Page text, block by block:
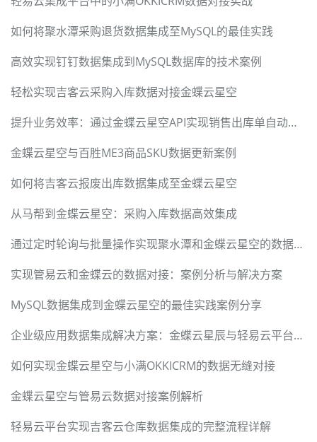
如何将聚水潭采购退货数据集成至MySQL的最佳实践
高效实现钉钉数据集成到MySQL数据库的技术案例
轻松实现吉客云采购入库数据对接金蝶云星空
提升业务效率：通过金蝶云星空API实现销售出库单自动化对接
金蝶云星空与百胜ME3商品SKU数据更新案例
如何将吉客云报废出库数据集成至金蝶云星空
从马帮到金蝶云星空：采购入库数据高效集成
通过定时轮询与批量操作实现聚水潭和金蝶云星空的数据集成
实现管易云和金蝶云的数据对接：案例分析与解决方案
MySQL数据集成到金蝶云星空的最佳实践案例分享
企业级应用数据集成解决方案：金蝶云星辰与轻易云平台无缝对接
如何实现金蝶云星空与小满OKKICRM的数据无缝对接
金蝶云星空与管易云数据对接案例解析
轻易云平台实现吉客云仓库数据集成的完整流程详解